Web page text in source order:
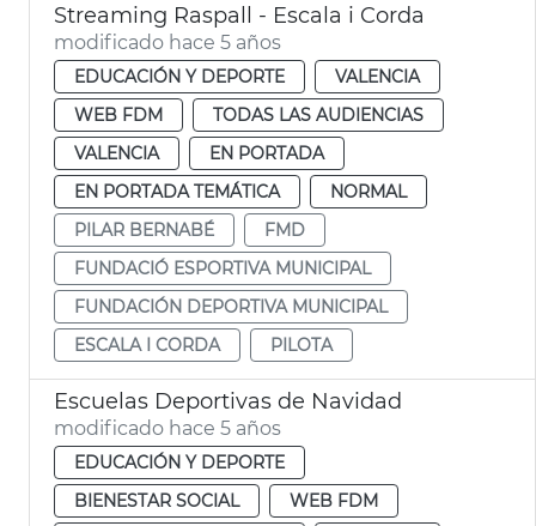
Streaming Raspall - Escala i Corda
modificado hace 5 años
EDUCACIÓN Y DEPORTE
VALENCIA
WEB FDM
TODAS LAS AUDIENCIAS
VALENCIA
EN PORTADA
EN PORTADA TEMÁTICA
NORMAL
PILAR BERNABÉ
FMD
FUNDACIÓ ESPORTIVA MUNICIPAL
FUNDACIÓN DEPORTIVA MUNICIPAL
ESCALA I CORDA
PILOTA
Escuelas Deportivas de Navidad
modificado hace 5 años
EDUCACIÓN Y DEPORTE
BIENESTAR SOCIAL
WEB FDM